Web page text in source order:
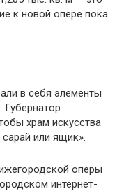
к новой опере пока
в себя элементы
Губернатор
храм искусства
или ящик».
оперы
интернет-